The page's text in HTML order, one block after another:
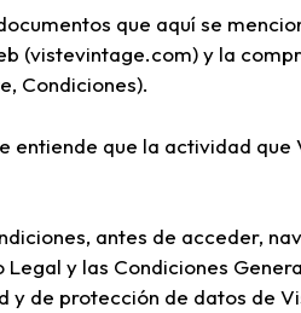
que aquí se
(vistevintage.com) y la
Condiciones).
entiende que la actividad
antes de acceder,
y las Condiciones
y de protección de datos de